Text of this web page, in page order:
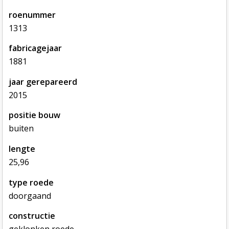
roenummer
1313
fabricagejaar
1881
jaar gerepareerd
2015
positie bouw
buiten
lengte
25,96
type roede
doorgaand
constructie